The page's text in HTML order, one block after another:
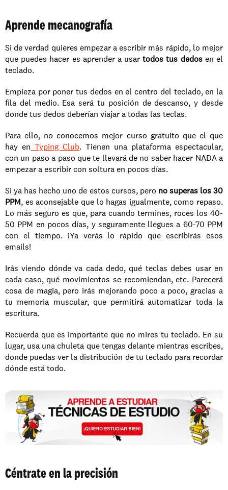
Aprende mecanografía
Si de verdad quieres empezar a escribir más rápido, lo mejor
que puedes hacer es aprender a usar todos tus dedos en el
teclado.
Empieza por poner tus dedos en el centro del teclado, en la
fila del medio. Esa será tu posición de descanso, y desde
donde tus dedos deberían viajar a todas las teclas.
Para ello, no conocemos mejor curso gratuito que el que
hay en Typing Club. Tienen una plataforma espectacular,
con un paso a paso que te llevará de no saber hacer NADA a
empezar a escribir con soltura en pocos días.
Si ya has hecho uno de estos cursos, pero no superas los 30
PPM, es aconsejable que lo hagas igualmente, como repaso.
Lo más seguro es que, para cuando termines, roces los 40-
50 PPM en pocos días, y seguramente llegues a 60-70 PPM
con el tiempo. ¡Ya verás lo rápido que escribirás esos
emails!
Irás viendo dónde va cada dedo, qué teclas debes usar en
cada caso, qué movimientos se recomiendan, etc. Parecerá
cosa de magia, pero irás mejorando poco a poco, gracias a
tu memoria muscular, que permitirá automatizar toda la
escritura.
Recuerda que es importante que no mires tu teclado. En su
lugar, usa una chuleta que tengas delante mientras escribes,
donde puedas ver la distribución de tu teclado para recordar
dónde está todo.
Céntrate en la precisión